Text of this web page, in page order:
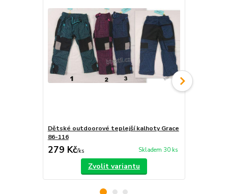
Dětské outdoorové teplejší kalhoty Grace
86-116
279 Kč/ks Skladem 30 ks
Zvolit variantu